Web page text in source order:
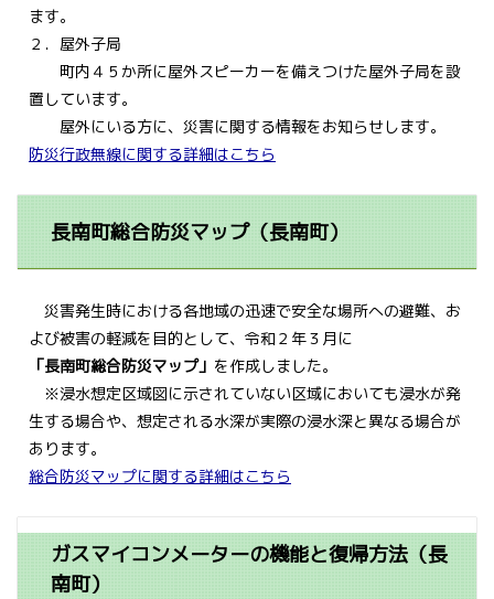
ます。
２．屋外子局
町内４５か所に屋外スピーカーを備えつけた屋外子局を設
置しています。
屋外にいる方に、災害に関する情報をお知らせします。
防災行政無線に関する詳細はこちら
長南町総合防災マップ（長南町）
災害発生時における各地域の迅速で安全な場所への避難、お
よび被害の軽減を目的として、令和２年３月に
「長南町総合防災マップ」 を作成しました。
※浸水想定区域図に示されていない区域においても浸水が発
生する場合や、想定される水深が実際の浸水深と異なる場合が
あります。
総合防災マップに関する詳細はこちら
ガスマイコンメーターの機能と復帰方法（長
南町）